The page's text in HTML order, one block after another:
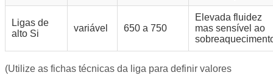
Ligas de
alto Si
variável 650 a 750
Elevada fluidez
mas sensível ao
(Utilize as fichas técnicas da liga para definir valores